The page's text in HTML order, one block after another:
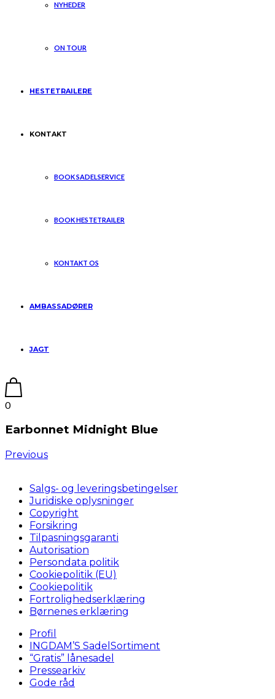
NYHEDER
ON TOUR
HESTETRAILERE
KONTAKT
BOOK SADELSERVICE
BOOK HESTETRAILER
KONTAKT OS
AMBASSADØRER
JAGT
0
Earbonnet Midnight Blue
Previous
Salgs- og leveringsbetingelser
Juridiske oplysninger
Copyright
Forsikring
Tilpasningsgaranti
Autorisation
Persondata politik
Cookiepolitik (EU)
Cookiepolitik
Fortrolighedserklæring
Børnenes erklæring
Profil
INGDAM’S SadelSortiment
“Gratis” lånesadel
Pressearkiv
Gode råd